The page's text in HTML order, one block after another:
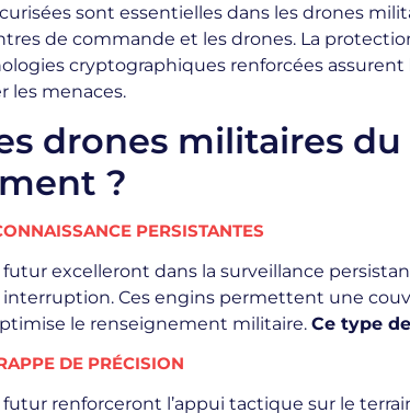
sont essentielles dans les drones
de commande et les drones. La
cryptographiques renforcées assurent
les menaces.
drones militaires
?
PERSISTANTES
excelleront dans la surveillance
interruption. Ces engins permettent une
le renseignement militaire. Ce type
DE PRÉCISION
renforceront l’appui tactique sur le